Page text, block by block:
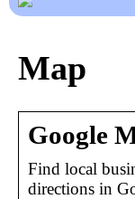
Map
Google
Find local
directions in